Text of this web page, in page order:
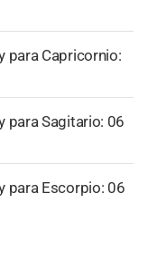
para Capricornio:
para Sagitario: 06
para Escorpio: 06